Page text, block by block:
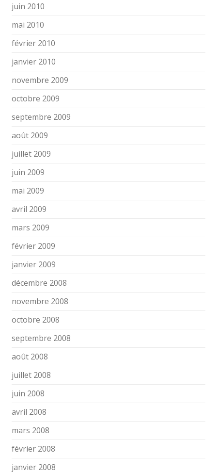
juin 2010
mai 2010
février 2010
janvier 2010
novembre 2009
octobre 2009
septembre 2009
août 2009
juillet 2009
juin 2009
mai 2009
avril 2009
mars 2009
février 2009
janvier 2009
décembre 2008
novembre 2008
octobre 2008
septembre 2008
août 2008
juillet 2008
juin 2008
avril 2008
mars 2008
février 2008
janvier 2008